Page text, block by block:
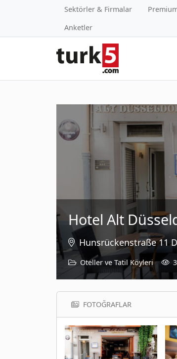
Sektörler & Firmalar
Anketler
Hotel Alt
Hunsrückenstraße 11
Oteller ve Tatil Köyleri
FOTOĞRAFLAR